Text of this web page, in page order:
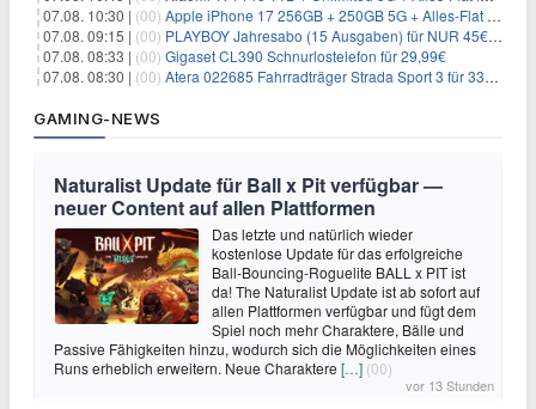
07.08. 10:30 | (00) Apple iPhone 17 256GB + 250GB 5G + Alles-Flat im Telekom-Netz für 34€/Monat – eff. 6,29€/Monat
07.08. 09:15 | (00) PLAYBOY Jahresabo (15 Ausgaben) für NUR 45€ (statt 198€)
07.08. 08:33 | (00) Gigaset CL390 Schnurlostelefon für 29,99€
07.08. 08:30 | (00) Atera 022685 Fahrradträger Strada Sport 3 für 337,48€
GAMING-NEWS
Naturalist Update für Ball x Pit verfügbar —
neuer Content auf allen Plattformen
Das letzte und natürlich wieder
kostenlose Update für das erfolgreiche
Ball-Bouncing-Roguelite BALL x PIT ist
da! The Naturalist Update ist ab sofort auf
allen Plattformen verfügbar und fügt dem
Spiel noch mehr Charaktere, Bälle und
Passive Fähigkeiten hinzu, wodurch sich die Möglichkeiten eines
Runs erheblich erweitern. Neue Charaktere […] (00)
vor 13 Stunden